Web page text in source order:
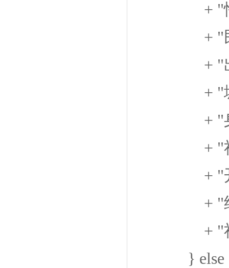
+ "性 别
+ "民 族
+ "出身
+ "城市
+ "身份
+ "社保卡
+ "开始
+ "结束
+ "社保版
} else